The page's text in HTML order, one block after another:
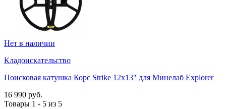
Нет в наличии
Кладоискательство
Поисковая катушка Корс Strike 12х13" для Минелаб Explorer
16 990 руб.
Товары 1 - 5 из 5